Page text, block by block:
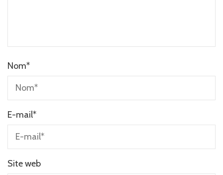
Nom*
E-mail*
Site web